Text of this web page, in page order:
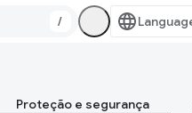
/
Proteção e segurança